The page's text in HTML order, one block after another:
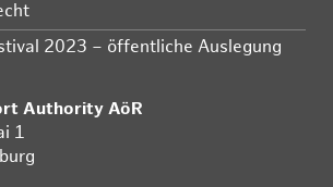
2023 – öffentliche Auslegung
Authority AöR
1